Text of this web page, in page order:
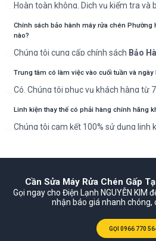
Hoàn toàn không. Dịch vụ kiểm tra và
phương án và chi phí sửa chữa.
Chính sách bảo hành máy rửa chén Phường
nào?
Chúng tôi cung cấp chính sách Bảo
thuộc vào hạng mục sửa chữa và linh
Trung tâm có làm việc vào cuối tuần và ngày
Có. Chúng tôi phục vụ khách hàng từ
đáp ứng nhu cầu cấp thiết của bạn.
Linh kiện thay thế có phải hàng chính hãng
Chúng tôi cam kết 100% sử dụng linh
Cần Sửa Máy Rửa Chén Gấp
Gọi ngay cho Điện Lạnh NGUYỄN KIM
nhận báo giá nhanh chóng,
GỌI 0966 770